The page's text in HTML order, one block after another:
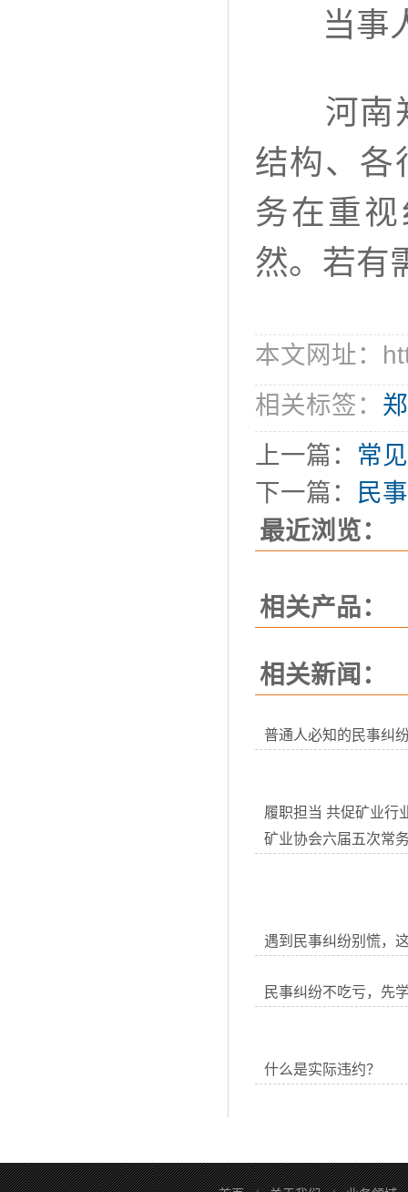
当事人
河南郑
结构、各
务在重
然。若有
本文网址：
相关标签：
上一篇： 常
下一篇：
民
最近浏览：
相关产品：
相关新闻：
普通人必知的民事纠
履职担当 共促矿业行
矿业协会六届五次常
遇到民事纠纷别慌，
民事纠纷不吃亏，先
什么是实际违约？